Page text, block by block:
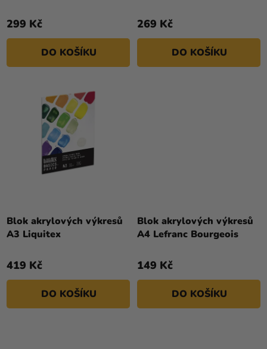
299 Kč
DO KOŠÍKU
269 Kč
DO KOŠÍKU
Blok akrylových výkresů
A3 Liquitex
419 Kč
DO KOŠÍKU
Blok akrylových výkresů
A4 Lefranc Bourgeois
149 Kč
DO KOŠÍKU